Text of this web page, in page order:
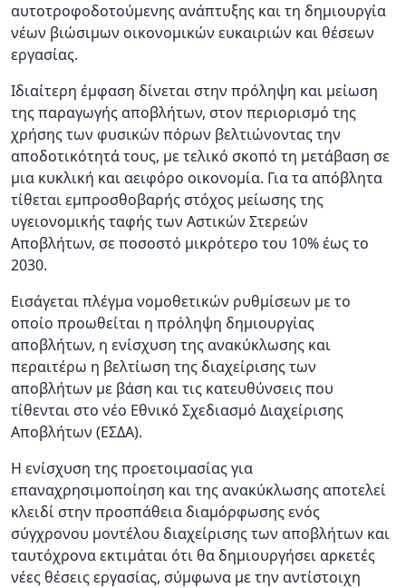
αυτοτροφοδοτούμενης ανάπτυξης και τη δημιουργία
νέων βιώσιμων οικονομικών ευκαιριών και θέσεων
εργασίας.
Ιδιαίτερη έμφαση δίνεται στην πρόληψη και μείωση
της παραγωγής αποβλήτων, στον περιορισμό της
χρήσης των φυσικών πόρων βελτιώνοντας την
αποδοτικότητά τους, με τελικό σκοπό τη μετάβαση σε
μια κυκλική και αειφόρο οικονομία. Για τα απόβλητα
τίθεται εμπροσθοβαρής στόχος μείωσης της
υγειονομικής ταφής των Αστικών Στερεών
Αποβλήτων, σε ποσοστό μικρότερο του 10% έως το
2030.
Εισάγεται πλέγμα νομοθετικών ρυθμίσεων με το
οποίο προωθείται η πρόληψη δημιουργίας
αποβλήτων, η ενίσχυση της ανακύκλωσης και
περαιτέρω η βελτίωση της διαχείρισης των
αποβλήτων με βάση και τις κατευθύνσεις που
τίθενται στο νέο Εθνικό Σχεδιασμό Διαχείρισης
Αποβλήτων (ΕΣΔΑ).
Η ενίσχυση της προετοιμασίας για
επαναχρησιμοποίηση και της ανακύκλωσης αποτελεί
κλειδί στην προσπάθεια διαμόρφωσης ενός
σύγχρονου μοντέλου διαχείρισης των αποβλήτων και
ταυτόχρονα εκτιμάται ότι θα δημιουργήσει αρκετές
νέες θέσεις εργασίας, σύμφωνα με την αντίστοιχη